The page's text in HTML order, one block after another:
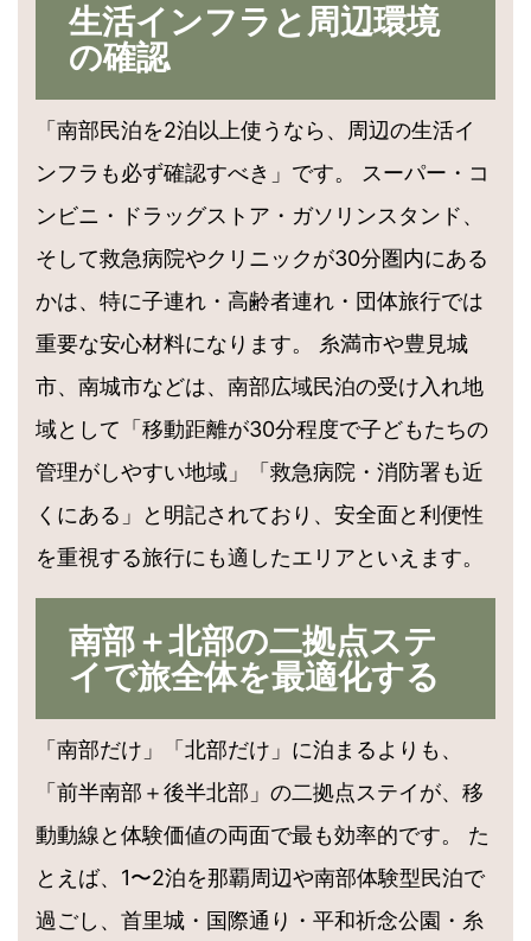
生活インフラと周辺環境
の確認
「南部民泊を2泊以上使うなら、周辺の生活イ
ンフラも必ず確認すべき」です。 スーパー・コ
ンビニ・ドラッグストア・ガソリンスタンド、
そして救急病院やクリニックが30分圏内にある
かは、特に子連れ・高齢者連れ・団体旅行では
重要な安心材料になります。 糸満市や豊見城
市、南城市などは、南部広域民泊の受け入れ地
域として「移動距離が30分程度で子どもたちの
管理がしやすい地域」「救急病院・消防署も近
くにある」と明記されており、安全面と利便性
を重視する旅行にも適したエリアといえます。
南部＋北部の二拠点ステ
イで旅全体を最適化する
「南部だけ」「北部だけ」に泊まるよりも、
「前半南部＋後半北部」の二拠点ステイが、移
動動線と体験価値の両面で最も効率的です。 た
とえば、1〜2泊を那覇周辺や南部体験型民泊で
過ごし、首里城・国際通り・平和祈念公園・糸